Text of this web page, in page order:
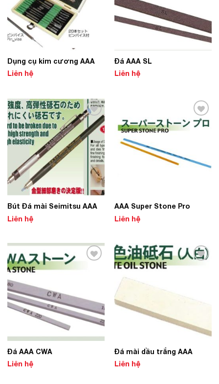
Dụng cụ kim cương AAA
Liên hệ
Đá AAA SL
Liên hệ
Add to
Wishlist
Bút Đá mài Seimitsu AAA
Liên hệ
Add to
Wishlist
AAA Super Stone Pro
Liên hệ
Đá AAA CWA
Liên hệ
Add to
Đá mài dầu trắng AAA
Liên hệ